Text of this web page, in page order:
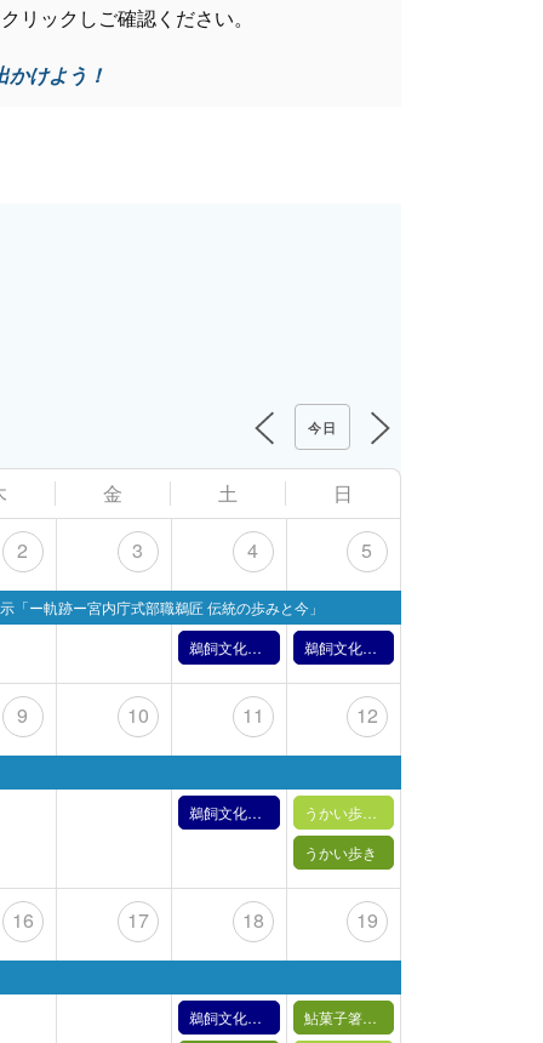
ックしご確認ください。
けよう！
今日
金 土 日
2
「ー軌跡ー宮内庁式部職鵜匠 伝統の歩みと今」
3 4
鵜飼文化の紹介【4月4日】（2026年）
5
鵜飼文化の紹介【4月5日】（2026年）
9 10 11
鵜飼文化の紹介【4月11日】（2026年）
12
うかい歩き・鵜匠に変身
うかい歩き
16 17 18
鵜飼文化の紹介【4月18日】（2026年）
19
鮎菓子箸置きづくり